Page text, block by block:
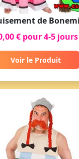
de
€ pour 4-5 jours
Voir le Produit